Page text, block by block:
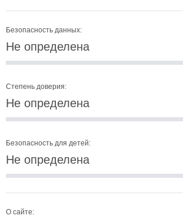
Безопасность данных:
Не определена
Степень доверия:
Не определена
Безопасность для детей:
Не определена
О сайте: